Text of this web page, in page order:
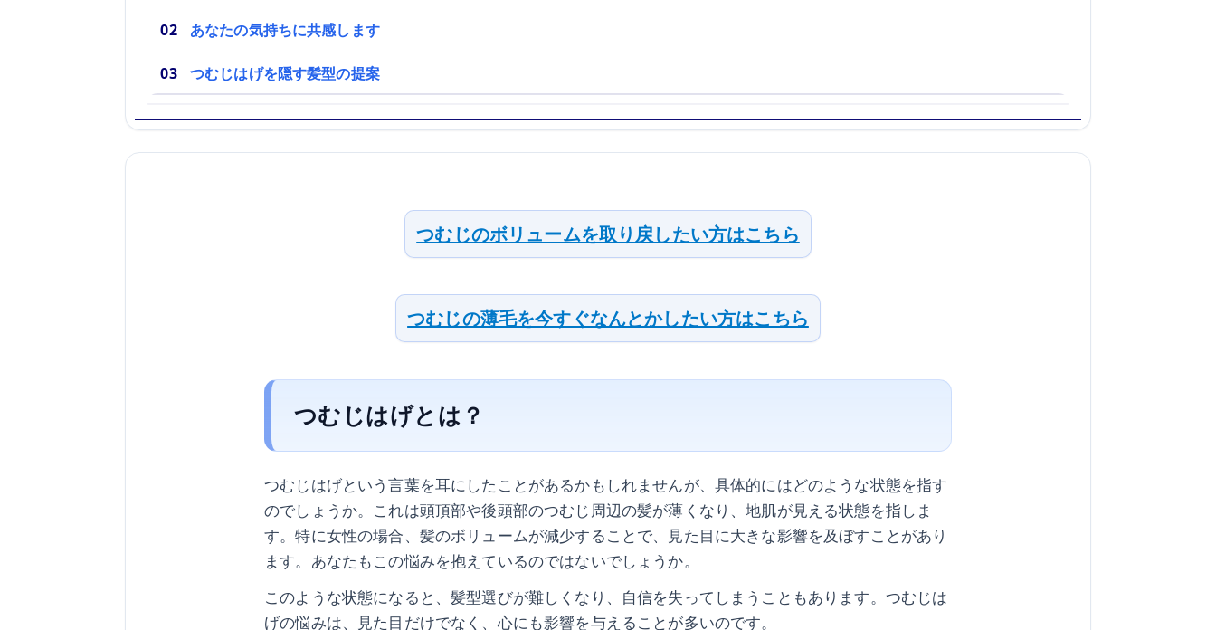
あなたの気持ちに共感します
つむじはげを隠す髪型の提案
つむじのボリュームを取り戻したい方はこちら
つむじの薄毛を今すぐなんとかしたい方はこちら
つむじはげとは？
つむじはげという言葉を耳にしたことがあるかもしれませんが、具体的にはどのような状態を指す
のでしょうか。これは頭頂部や後頭部のつむじ周辺の髪が薄くなり、地肌が見える状態を指しま
す。特に女性の場合、髪のボリュームが減少することで、見た目に大きな影響を及ぼすことがあり
ます。あなたもこの悩みを抱えているのではないでしょうか。
このような状態になると、髪型選びが難しくなり、自信を失ってしまうこともあります。つむじは
げの悩みは、見た目だけでなく、心にも影響を与えることが多いのです。